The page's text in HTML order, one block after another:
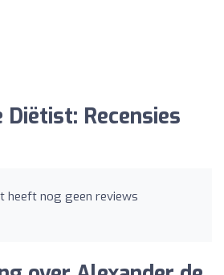
Diëtist: Recensies
heeft nog geen reviews